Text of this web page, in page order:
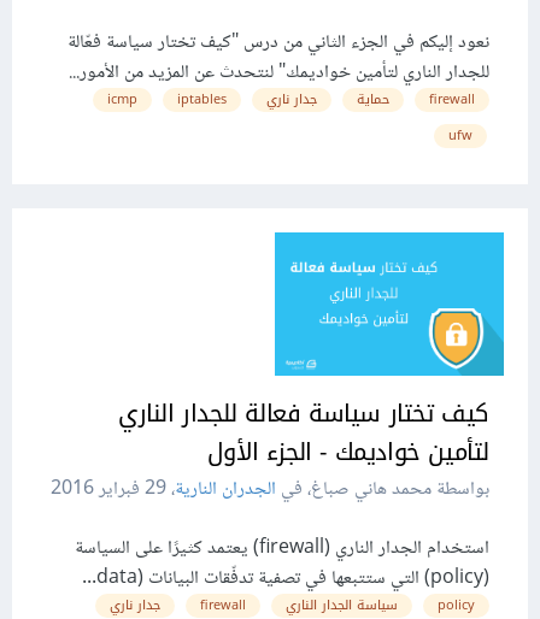
نعود إليكم في الجزء الثاني من درس "كيف تختار سياسة فعّالة
للجدار الناري لتأمين خواديمك" لنتحدث عن المزيد من الأمور...
firewall حماية جدار ناري iptables
icmp
ufw
كيف تختار سياسة فعالة للجدار الناري
لتأمين خواديمك - الجزء الأول
بواسطة محمد هاني صباغ، في الجدران النارية،29 فبراير 2016
استخدام الجدار الناري (firewall) يعتمد كثيرًا على السياسة
(policy) التي ستتبعها في تصفية تدفّقات البيانات (data...
policy سياسة الجدار الناري firewall
جدار ناري